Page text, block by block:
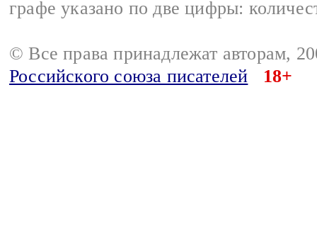
графе указано по две цифры:
© Все права принадлежат авторам,
Российского союза писателей
18+